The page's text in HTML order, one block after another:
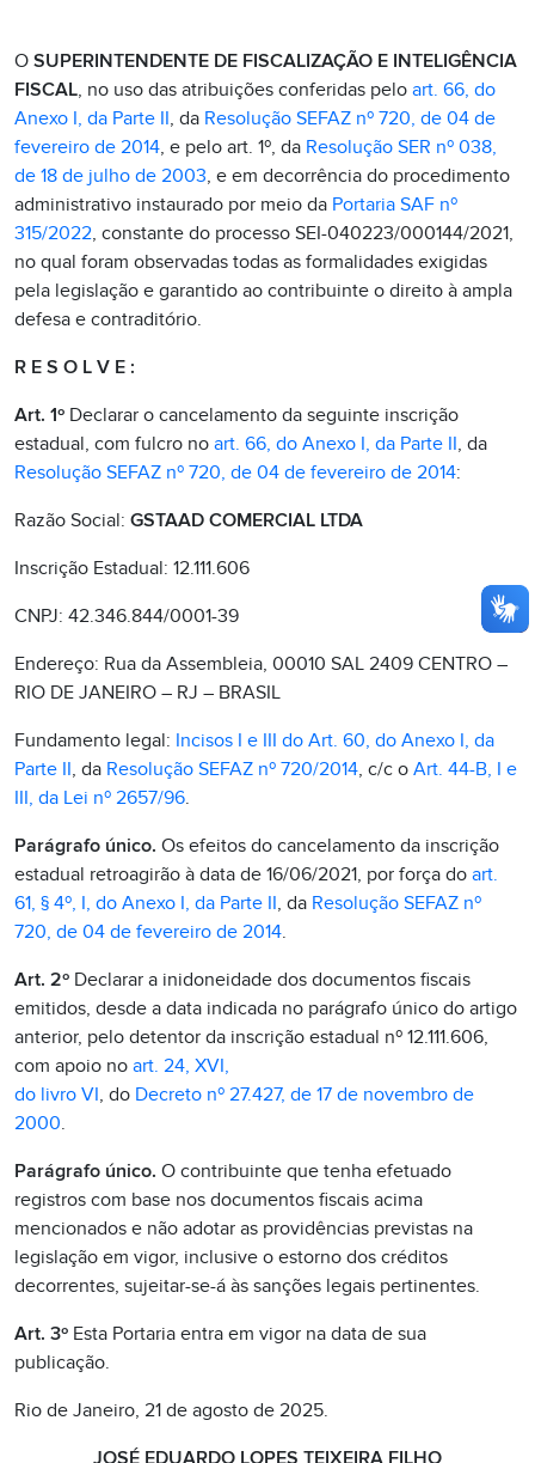
O SUPERINTENDENTE DE FISCALIZAÇÃO E INTELIGÊNCIA
FISCAL, no uso das atribuições conferidas pelo art. 66, do
Anexo I, da Parte II, da Resolução SEFAZ nº 720, de 04 de
fevereiro de 2014, e pelo art. 1º, da Resolução SER nº 038,
de 18 de julho de 2003, e em decorrência do procedimento
administrativo instaurado por meio da Portaria SAF nº
315/2022, constante do processo SEI-040223/000144/2021,
no qual foram observadas todas as formalidades exigidas
pela legislação e garantido ao contribuinte o direito à ampla
defesa e contraditório.
R E S O L V E :
Art. 1º Declarar o cancelamento da seguinte inscrição
estadual, com fulcro no art. 66, do Anexo I, da Parte II, da
Resolução SEFAZ nº 720, de 04 de fevereiro de 2014:
Razão Social: GSTAAD COMERCIAL LTDA
Inscrição Estadual: 12.111.606
CNPJ: 42.346.844/0001-39
Endereço: Rua da Assembleia, 00010 SAL 2409 CENTRO –
RIO DE JANEIRO – RJ – BRASIL
Fundamento legal: Incisos I e III do Art. 60, do Anexo I, da
Parte II, da Resolução SEFAZ nº 720/2014, c/c o Art. 44-B, I e
III, da Lei nº 2657/96.
Parágrafo único. Os efeitos do cancelamento da inscrição
estadual retroagirão à data de 16/06/2021, por força do art.
61, § 4º, I, do Anexo I, da Parte II, da Resolução SEFAZ nº
720, de 04 de fevereiro de 2014.
Art. 2º Declarar a inidoneidade dos documentos fiscais
emitidos, desde a data indicada no parágrafo único do artigo
anterior, pelo detentor da inscrição estadual nº 12.111.606,
com apoio no art. 24, XVI,
do livro VI, do Decreto nº 27.427, de 17 de novembro de
2000.
Parágrafo único. O contribuinte que tenha efetuado
registros com base nos documentos fiscais acima
mencionados e não adotar as providências previstas na
legislação em vigor, inclusive o estorno dos créditos
decorrentes, sujeitar-se-á às sanções legais pertinentes.
Art. 3º Esta Portaria entra em vigor na data de sua
publicação.
Rio de Janeiro, 21 de agosto de 2025.
JOSÉ EDUARDO LOPES TEIXEIRA FILHO